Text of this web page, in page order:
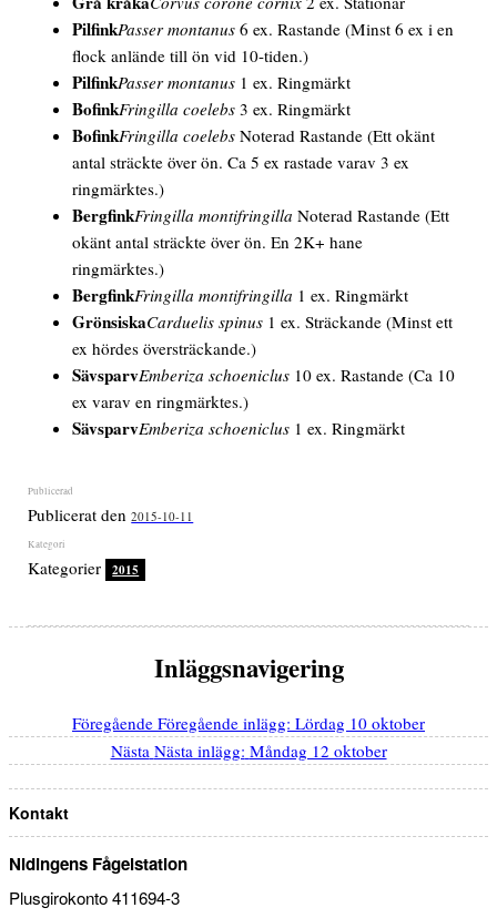
PilfinkPasser montanus 6 ex. Rastande(Minst 6 ex i en
flock anlände till ön vid 10-tiden.)
PilfinkPasser montanus 1 ex. Ringmärkt
BofinkFringilla coelebs 3 ex. Ringmärkt
BofinkFringilla coelebs Noterad Rastande(Ett okänt
antal sträckte över ön. Ca 5 ex rastade varav 3 ex
ringmärktes.)
BergfinkFringilla montifringilla Noterad Rastande(Ett
okänt antal sträckte över ön. En 2K+ hane
ringmärktes.)
BergfinkFringilla montifringilla 1 ex. Ringmärkt
GrönsiskaCarduelis spinus 1 ex. Sträckande(Minst ett
ex hördes översträckande.)
SävsparvEmberiza schoeniclus 10 ex. Rastande(Ca 10
ex varav en ringmärktes.)
SävsparvEmberiza schoeniclus 1 ex. Ringmärkt
Publicerat den2015-10-11
Kategorier 2015
Inläggsnavigering
Föregående Föregående inlägg: Lördag 10 oktober
Nästa Nästa inlägg: Måndag 12 oktober
Kontakt
Nidingens Fågelstation
Plusgirokonto 411694-3